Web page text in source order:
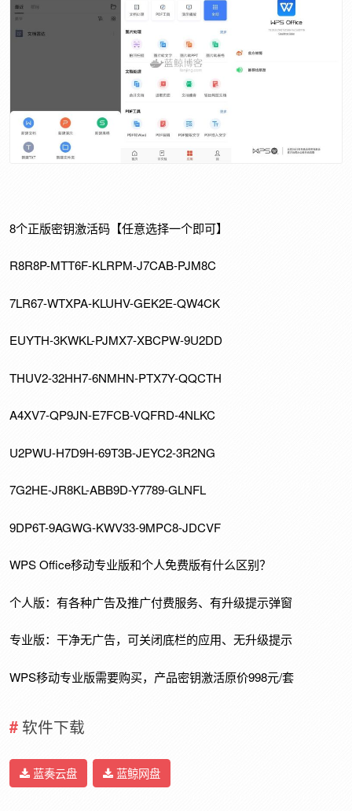
8个正版密钥激活码【任意选择一个即可】
R8R8P-MTT6F-KLRPM-J7CAB-PJM8C
7LR67-WTXPA-KLUHV-GEK2E-QW4CK
EUYTH-3KWKL-PJMX7-XBCPW-9U2DD
THUV2-32HH7-6NMHN-PTX7Y-QQCTH
A4XV7-QP9JN-E7FCB-VQFRD-4NLKC
U2PWU-H7D9H-69T3B-JEYC2-3R2NG
7G2HE-JR8KL-ABB9D-Y7789-GLNFL
9DP6T-9AGWG-KWV33-9MPC8-JDCVF
WPS Office移动专业版和个人免费版有什么区别？
个人版：有各种广告及推广付费服务、有升级提示弹窗
专业版：干净无广告，可关闭底栏的应用、无升级提示
WPS移动专业版需要购买，产品密钥激活原价998元/套
软件下载
蓝奏云盘 蓝鲸网盘